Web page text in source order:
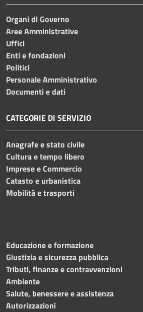
Organi di Governo
Aree Amministrative
Uffici
Enti e fondazioni
Politici
Personale Amministrativo
Documenti e dati
CATEGORIE DI SERVIZIO
Anagrafe e stato civile
Cultura e tempo libero
Imprese e Commercio
Catasto e urbanistica
Mobilità e trasporti
Educazione e formazione
Giustizia e sicurezza pubblica
Tributi, finanze e contravvenzioni
Ambiente
Salute, benessere e assistenza
Autorizzazioni